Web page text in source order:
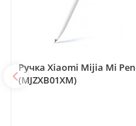
Ручка Xiaomi Mijia Mi Pen
(MJZXB01XM)